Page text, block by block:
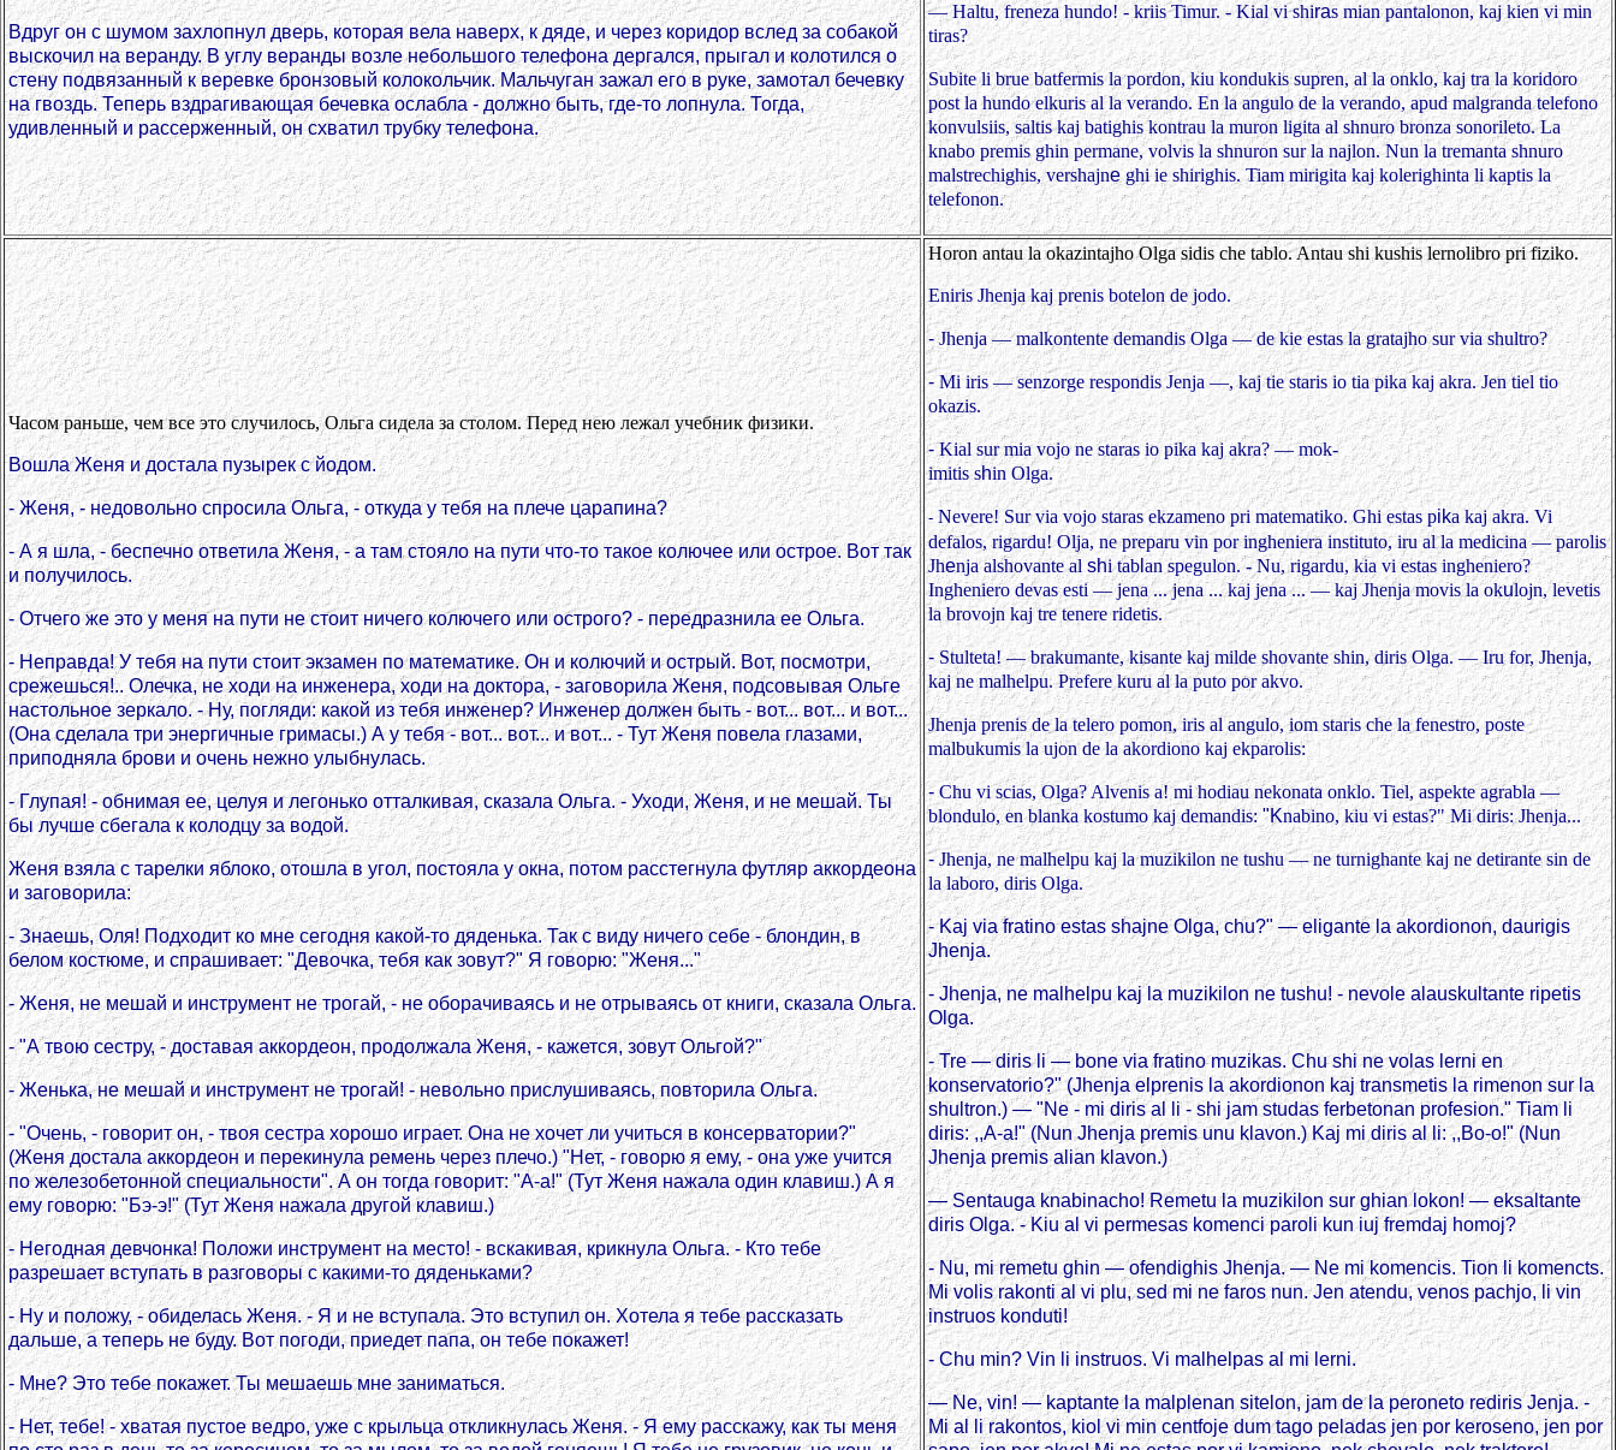
Вдруг он с шумом захлопнул дверь, которая вела наверх, к дяде, и через коридор вслед за собакой
выскочил на веранду. В углу веранды возле небольшого телефона дергался, прыгал и колотился о
стену подвязанный к веревке бронзовый колокольчик. Мальчуган зажал его в руке, замотал бечевку
на гвоздь. Теперь вздрагивающая бечевка ослабла - должно быть, где-то лопнула. Тогда,
удивленный и рассерженный, он схватил трубку телефона.
— Haltu, freneza hundo! - kriis Timur. - Kial vi shiras mian pantalonon, kaj kien vi min
tiras?
Subite li brue batfermis la pordon, kiu kondukis supren, al la onklo, kaj tra la koridoro
post la hundo elkuris al la verando. En la angulo de la verando, apud malgranda telefono
konvulsiis, saltis kaj batighis kontrau la muron ligita al shnuro bronza sonorileto. La
knabo premis ghin permane, volvis la shnuron sur la najlon. Nun la tremanta shnuro
malstrechighis, vershajneghi ie shirighis. Tiam mirigita kaj kolerighinta li kaptis la
telefonon.
Часом раньше, чем все это случилось, Ольга сидела за столом. Перед нею лежал учебник физики.
Вошла Женя и достала пузырек с йодом.
- Женя, - недовольно спросила Ольга, - откуда у тебя на плече царапина?
- А я шла, - беспечно ответила Женя, - а там стояло на пути что-то такое колючее или острое. Вот так
и получилось.
- Отчего же это у меня на пути не стоит ничего колючего или острого? - передразнила ее Ольга.
- Неправда! У тебя на пути стоит экзамен по математике. Он и колючий и острый. Вот, посмотри,
срежешься!.. Олечка, не ходи на инженера, ходи на доктора, - заговорила Женя, подсовывая Ольге
настольное зеркало. - Ну, погляди: какой из тебя инженер? Инженер должен быть - вот... вот... и вот...
(Она сделала три энергичные гримасы.) А у тебя - вот... вот... и вот... - Тут Женя повела глазами,
приподняла брови и очень нежно улыбнулась.
- Глупая! - обнимая ее, целуя и легонько отталкивая, сказала Ольга. - Уходи, Женя, и не мешай. Ты
бы лучше сбегала к колодцу за водой.
Женя взяла с тарелки яблоко, отошла в угол, постояла у окна, потом расстегнула футляр аккордеона
и заговорила:
- Знаешь, Оля! Подходит ко мне сегодня какой-то дяденька. Так с виду ничего себе - блондин, в
белом костюме, и спрашивает: "Девочка, тебя как зовут?" Я говорю: "Женя..."
- Женя, не мешай и инструмент не трогай, - не оборачиваясь и не отрываясь от книги, сказала Ольга.
- "А твою сестру, - доставая аккордеон, продолжала Женя, - кажется, зовут Ольгой?"
- Женька, не мешай и инструмент не трогай! - невольно прислушиваясь, повторила Ольга.
- "Очень, - говорит он, - твоя сестра хорошо играет. Она не хочет ли учиться в консерватории?"
(Женя достала аккордеон и перекинула ремень через плечо.) "Нет, - говорю я ему, - она уже учится
по железобетонной специальности". А он тогда говорит: "А-а!" (Тут Женя нажала один клавиш.) А я
ему говорю: "Бэ-э!" (Тут Женя нажала другой клавиш.)
- Негодная девчонка! Положи инструмент на место! - вскакивая, крикнула Ольга. - Кто тебе
разрешает вступать в разговоры с какими-то дяденьками?
- Ну и положу, - обиделась Женя. - Я и не вступала. Это вступил он. Хотела я тебе рассказать
дальше, а теперь не буду. Вот погоди, приедет папа, он тебе покажет!
- Мне? Это тебе покажет. Ты мешаешь мне заниматься.
- Нет, тебе! - хватая пустое ведро, уже с крыльца откликнулась Женя. - Я ему расскажу, как ты меня
Horon antau la okazintajho Olga sidis che tablo. Antau shi kushis lernolibro pri fiziko.
Eniris Jhenja kaj prenis botelon de jodo.
-Jhenja — malkontente demandis Olga — de kie estas la gratajho sur via shultro?
- Mi iris — senzorge respondis Jenja —, kaj tie staris io tia pika kaj akra. Jen tiel tio
okazis.
-Kial sur mia vojo ne staras io pika kaj akra? — mok-
imitis shin Olga.
- Nevere! Sur via vojo staras ekzameno pri matematiko. Ghi estas pika kaj akra. Vi
defalos, rigardu! Olja, ne preparu vin por ingheniera instituto, iru al la medicina — parolis
Jhenja alshovante al shi tablan spegulon. - Nu, rigardu, kia vi estas ingheniero?
Ingheniero devas esti — jena ... jena ... kaj jena ... — kaj Jhenja movis la okulojn, levetis
la brovojn kaj tre tenere ridetis.
- Stulteta! — brakumante, kisante kaj milde shovante shin, diris Olga. — Iru for, Jhenja,
kaj ne malhelpu. Prefere kuru al la puto por akvo.
Jhenja prenis de la telero pomon, iris al angulo, iom staris che la fenestro, poste
malbukumis la ujon de la akordiono kaj ekparolis:
-Chu vi scias, Olga? Alvenis a! mi hodiau nekonata onklo. Tiel, aspekte agrabla —
blondulo, en blanka kostumo kaj demandis:"Knabino, kiu vi estas?" Mi diris: Jhenja...
- Jhenja, ne malhelpu kaj la muzikilon ne tushu — ne turnighante kaj ne detirante sin de
la laboro, diris Olga.
- Kaj via fratino estas shajne Olga, chu?" — eligante la akordionon, daurigis
Jhenja.
- Jhenja, ne malhelpu kaj la muzikilon ne tushu! - nevole alauskultante ripetis
Olga.
- Tre — diris li — bone via fratino muzikas. Chu shi ne volas lerni en
konservatorio?" (Jhenja elprenis la akordionon kaj transmetis la rimenon sur la
shultron.) — "Ne - mi diris al li - shi jam studas ferbetonan profesion." Tiam li
diris: ,,A-a!" (Nun Jhenja premis unu klavon.) Kaj mi diris al li: ,,Bo-o!" (Nun
Jhenja premis alian klavon.)
— Sentauga knabinacho! Remetu la muzikilon sur ghian lokon! — eksaltante
diris Olga. - Kiu al vi permesas komenci paroli kun iuj fremdaj homoj?
- Nu, mi remetu ghin — ofendighis Jhenja. — Ne mi komencis. Tion li komencts.
Mi volis rakonti al vi plu, sed mi ne faros nun. Jen atendu, venos pachjo, li vin
instruos konduti!
- Chu min? Vin li instruos. Vi malhelpas al mi lerni.
— Ne, vin! — kaptante la malplenan sitelon, jam de la peroneto rediris Jenja. -
Mi al li rakontos, kiol vi min centfoje dum tago peladas jen por keroseno, jen por